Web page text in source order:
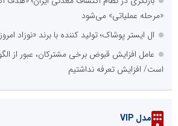
«مرحله عملیاتی» می‌شود
ال ایستر پوشاک؛ تولید کننده با برند «نوزاد
عامل افزایش قبوض برخی مشترکان، عبور از
است/ افزایش تعرفه نداشتیم
مدل VIP